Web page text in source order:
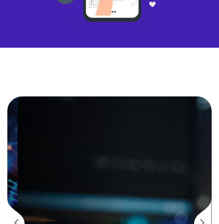
realmente prontas para
enfrentar ataques